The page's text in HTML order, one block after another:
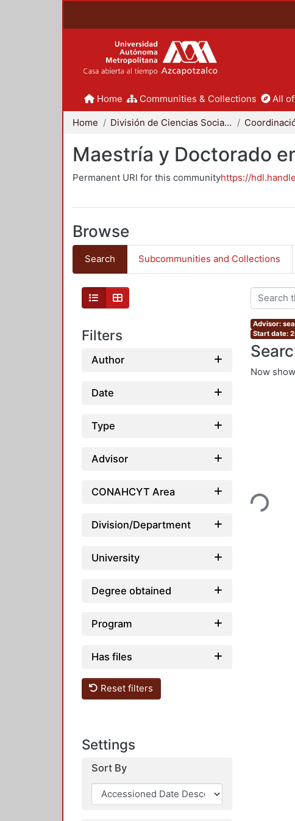
Home Communities & Collections All
Home División de Ciencias Sociales y Humanidades
Maestría y Doctorado
Permanent URI for this communityhttps://
Browse
Search Subcommunities and Collections
Filters
Author
Date
Type
Advisor
CONAHCYT Area
Division/Department
University
Degree obtained
Program
Has files
Reset filters
Settings
Sort By
Advisor:
Start date:
Now
Loading...